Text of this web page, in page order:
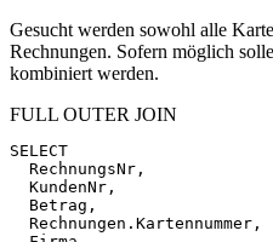
Gesucht werden sowohl alle
Rechnungen. Sofern möglich
kombiniert werden.
FULL OUTER JOIN
SELECT
RechnungsNr ,
KundenNr ,
Betrag ,
Rechnungen . Kartennummer ,